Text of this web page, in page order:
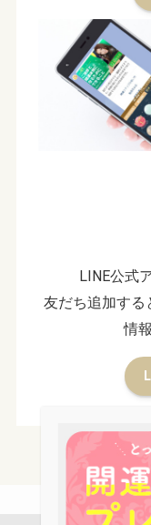
LINE公式
友だち追加する
情